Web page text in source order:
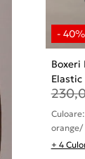
Boxeri
Elastic
Grafica
orange/
+ 4